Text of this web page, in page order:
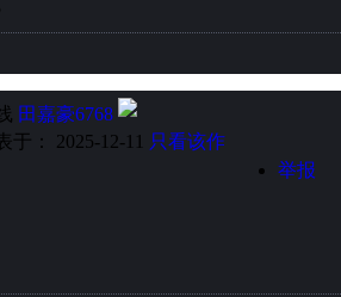
田嘉豪6768
于： 2025-12-11 只看该作
举报